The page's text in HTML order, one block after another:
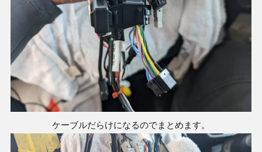
ケーブルだらけになるのでまとめます。